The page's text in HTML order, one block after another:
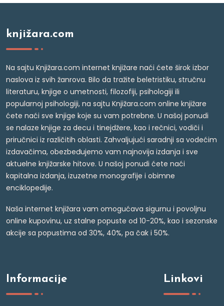
knjižara.com
Na sajtu Knjižara.com internet knjižare naći ćete širok izbor
naslova iz svih žanrova. Bilo da tražite beletristiku, stručnu
literaturu, knjige o umetnosti, filozofiji, psihologiji ili
popularnoj psihologiji, na sajtu Knjižara.com online knjižare
ćete naći sve knjige koje su vam potrebne. U našoj ponudi
se nalaze knjige za decu i tinejdžere, kao i rečnici, vodiči i
priručnici iz različitih oblasti. Zahvaljujući saradnji sa vodećim
izdavačima, obezbeđujemo vam najnovija izdanja i sve
aktuelne knjižarske hitove. U našoj ponudi ćete naći
kapitalna izdanja, izuzetne monografije i obimne
enciklopedije.
Naša internet knjižara vam omogućava sigurnu i povoljnu
online kupovinu, uz stalne popuste od 10-20%, kao i sezonske
akcije sa popustima od 30%, 40%, pa čak i 50%.
Informacije Linkovi